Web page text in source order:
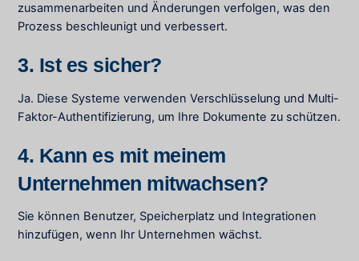
zusammenarbeiten und Änderungen verfolgen, was den
Prozess beschleunigt und verbessert.
3. Ist es sicher?
Ja. Diese Systeme verwenden Verschlüsselung und Multi-
Faktor-Authentifizierung, um Ihre Dokumente zu schützen.
4. Kann es mit meinem
Unternehmen mitwachsen?
Sie können Benutzer, Speicherplatz und Integrationen
hinzufügen, wenn Ihr Unternehmen wächst.